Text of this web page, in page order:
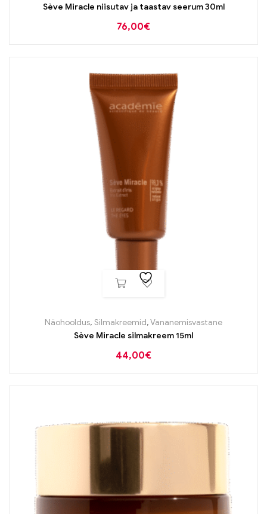
Sève Miracle niisutav ja taastav seerum 30ml
76,00€
Näohooldus, Silmakreemid,Vananemisvastane
Sève Miracle silmakreem 15ml
44,00€